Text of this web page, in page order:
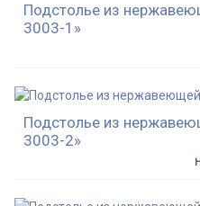
Подстолье из
3003-1»
Подстолье из
3003-2»